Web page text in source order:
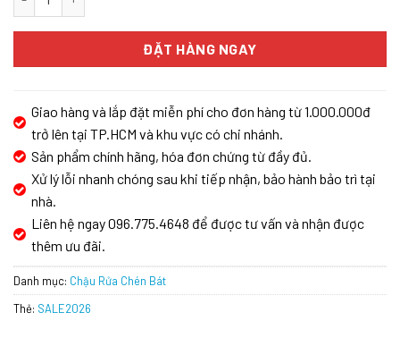
ĐẶT HÀNG NGAY
Giao hàng và lắp đặt miễn phí cho đơn hàng từ 1.000.000đ
trở lên tại TP.HCM và khu vực có chi nhánh.
Sản phẩm chính hãng, hóa đơn chứng từ đầy đủ.
Xử lý lỗi nhanh chóng sau khi tiếp nhận, bảo hành bảo trì tại
nhà.
Liên hệ ngay 096.775.4648 để được tư vấn và nhận được
thêm ưu đãi.
Danh mục: Chậu Rửa Chén Bát
Thẻ: SALE2026